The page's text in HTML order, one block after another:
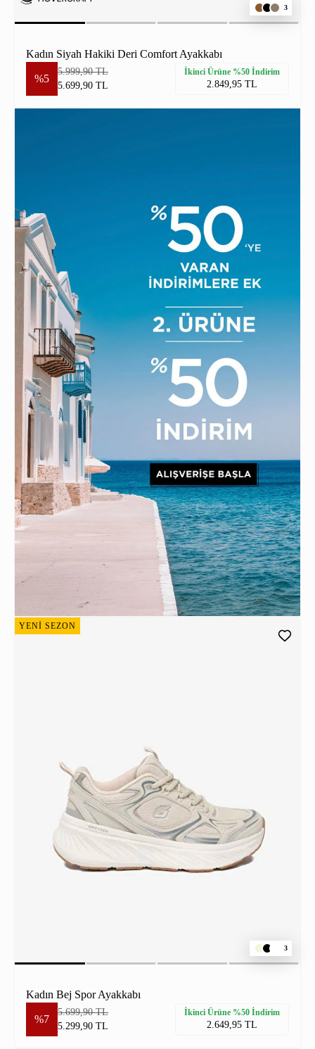
3
Kadın Siyah Hakiki Deri Comfort Ayakkabı
%5
5.999,90 TL
5.699,90 TL
İkinci Ürüne %50 İndirim
2.849,95 TL
YENİ SEZON
3
Kadın Bej Spor Ayakkabı
%7
5.699,90 TL
5.299,90 TL
İkinci Ürüne %50 İndirim
2.649,95 TL